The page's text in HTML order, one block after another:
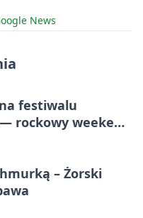
News
festiwalu
rockowy weekend
– Żorski